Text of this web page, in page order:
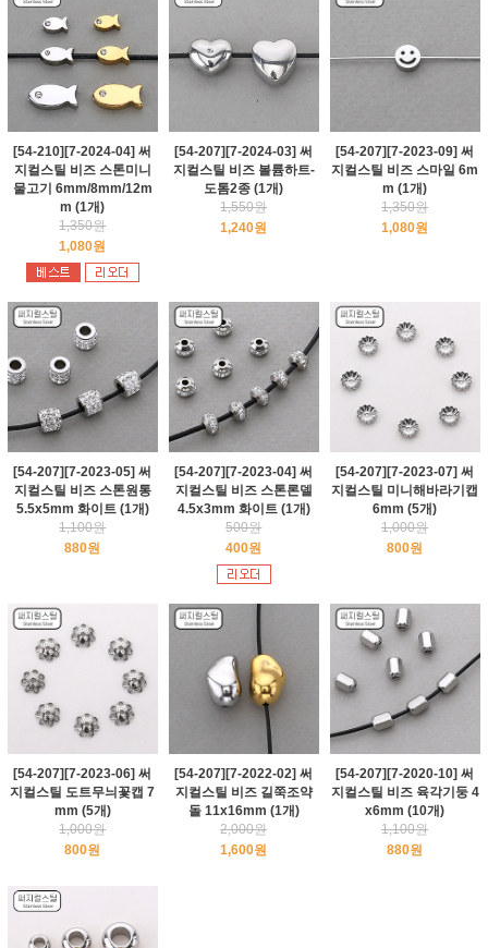
[54-210][7-2024-04] 써
지컬스틸 비즈 스톤미니
물고기 6mm/8mm/12m
m (1개)
1,350원
1,080원
[54-207][7-2024-03] 써
지컬스틸 비즈 볼륨하트-
도톰2종 (1개)
1,550원
1,240원
[54-207][7-2023-09] 써
지컬스틸 비즈 스마일 6m
m (1개)
1,350원
1,080원
[54-207][7-2023-05] 써
지컬스틸 비즈 스톤원통
5.5x5mm 화이트 (1개)
1,100원
880원
[54-207][7-2023-04] 써
지컬스틸 비즈 스톤론델
4.5x3mm 화이트 (1개)
500원
400원
[54-207][7-2023-07] 써
지컬스틸 미니해바라기캡
6mm (5개)
1,000원
800원
[54-207][7-2023-06] 써
지컬스틸 도트무늬꽃캡 7
mm (5개)
1,000원
800원
[54-207][7-2022-02] 써
지컬스틸 비즈 길쭉조약
돌 11x16mm (1개)
2,000원
1,600원
[54-207][7-2020-10] 써
지컬스틸 비즈 육각기둥 4
x6mm (10개)
1,100원
880원